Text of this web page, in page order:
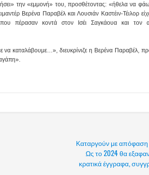
την «εμμονή» του, προσθέτοντας: «ήθελα να
Βερένα Παραβέλ και Λουσιάν Καστέιν-Τέιλορ
που πέρασαν κοντά στον Ισέι Σαγκάουα και
να καταλάβουμε…», διευκρίνιζε η Βερένα Παραβέλ,
Καταργούν με απόφαση
Ως το 2024 θα
κρατικά έγγραφα,